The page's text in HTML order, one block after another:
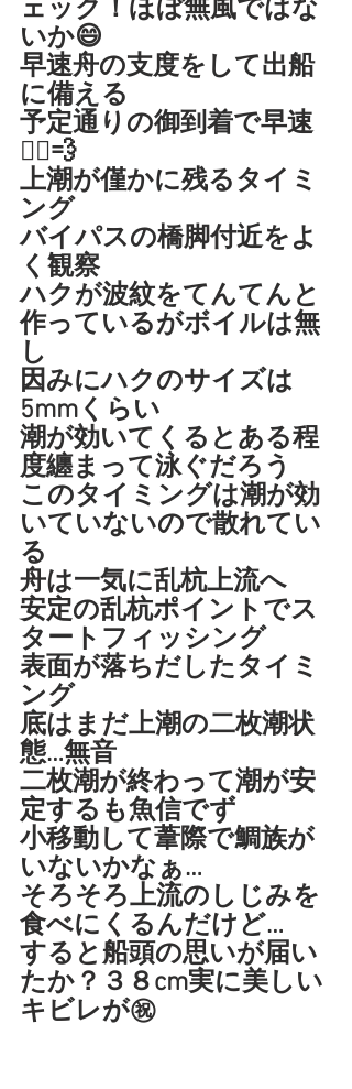
ェック！ほぼ無風ではな
いか😄
早速舟の支度をして出船
に備える
予定通りの御到着で早速
🚣‍♀️💨
上潮が僅かに残るタイミ
ング
バイパスの橋脚付近をよ
く観察
ハクが波紋をてんてんと
作っているがボイルは無
し
因みにハクのサイズは
5mmくらい
潮が効いてくるとある程
度纏まって泳ぐだろう
このタイミングは潮が効
いていないので散れてい
る
舟は一気に乱杭上流へ
安定の乱杭ポイントでス
タートフィッシング
表面が落ちだしたタイミ
ング
底はまだ上潮の二枚潮状
態…無音
二枚潮が終わって潮が安
定するも魚信でず
小移動して葦際で鯛族が
いないかなぁ…
そろそろ上流のしじみを
食べにくるんだけど…
すると船頭の思いが届い
たか？３８cm実に美しい
キビレが㊗️